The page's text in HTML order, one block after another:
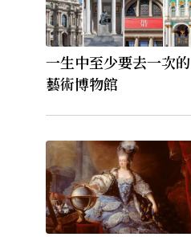
一生中至少要去一次的
藝術博物館